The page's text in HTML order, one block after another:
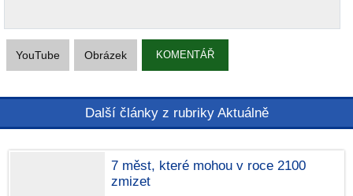
YouTube Obrázek KOMENTÁŘ
Další články z rubriky Aktuálně
7 měst, které mohou v roce 2100
zmizet